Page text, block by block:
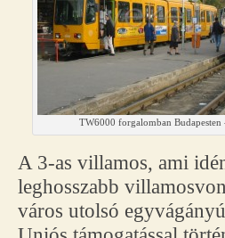
TW6000 forgalomban Budapesten
A 3-as villamos, ami
leghosszabb
város utolsó